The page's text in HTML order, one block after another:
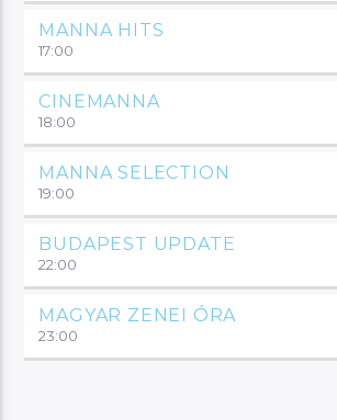
MANNA HITS
17:00
CINEMANNA
18:00
MANNA SELECTION
19:00
BUDAPEST UPDATE
22:00
MAGYAR ZENEI ÓRA
23:00